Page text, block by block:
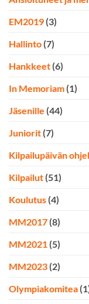
EM2019 (3)
Hallinto (7)
Hankkeet (6)
In Memoriam (1)
Jäsenille (44)
Juniorit (7)
Kilpailupäivän
Kilpailut (51)
Koulutus (4)
MM2017 (8)
MM2021 (5)
MM2023 (2)
Olympiakomitea